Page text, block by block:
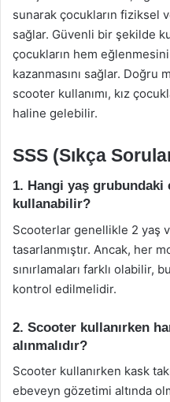
sunarak çocukların fiziksel
sağlar. Güvenli bir şekilde
çocukların hem
kazanmasını sağlar.
scooter kullanımı, kız
haline gelebilir.
SSS (Sıkça
1. Hangi yaş
kullanabilir?
Scooterlar genellikle 2 yaş
tasarlanmıştır. Ancak, her
sınırlamaları farklı olabilir,
kontrol edilmelidir.
2. Scooter kullanırken
alınmalıdır?
Scooter kullanırken kask
ebeveyn gözetimi altında